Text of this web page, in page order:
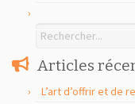
Articles
L’art d’offrir et de